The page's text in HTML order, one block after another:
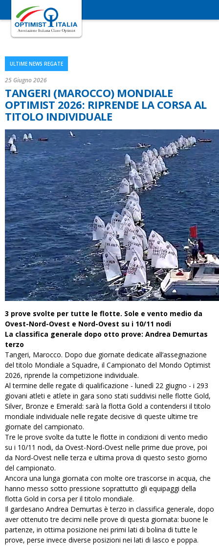
ULTIME NEWS REGATE
25 Giugno 2026
TANGERI (MAROCCO) MONDIALE
OPTIMIST 2026: RIPRENDE LA CORSA AL
TITOLO INDIVIDUALE
3 prove svolte per tutte le flotte. Sole e vento medio da
Ovest-Nord-Ovest e Nord-Ovest su i 10/11 nodi
La classifica generale dopo otto prove: Andrea Demurtas
terzo
Tangeri, Marocco. Dopo due giornate dedicate all’assegnazione
del titolo Mondiale a Squadre, il Campionato del Mondo Optimist
2026, riprende la competizione individuale.
Al termine delle regate di qualificazione - lunedì 22 giugno - i 293
giovani atleti e atlete in gara sono stati suddivisi nelle flotte Gold,
Silver, Bronze e Emerald: sarà la flotta Gold a contendersi il titolo
mondiale individuale nelle regate decisive di queste ultime tre
giornate del campionato.
Tre le prove svolte da tutte le flotte in condizioni di vento medio
su i 10/11 nodi, da Ovest-Nord-Ovest nelle prime due prove, poi
da Nord-Ovest nelle terza e ultima prova di questo sesto giorno
del campionato.
Ancora una lunga giornata con molte ore trascorse in acqua, che
hanno messo sotto pressione soprattutto gli equipaggi della
flotta Gold in corsa per il titolo mondiale.
Il gardesano Andrea Demurtas è terzo in classifica generale, dopo
aver ottenuto tre decimi nelle prove di questa giornata: buone le
partenze, in ottima posizione nei primi lati di bolina di tutte le
prove, perse invece diverse posizioni nei lati di lasco e poppa.